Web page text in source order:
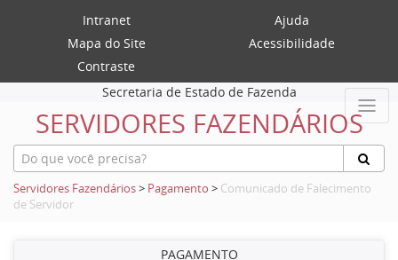
Intranet
Ajuda
Mapa do Site
Acessibilidade
Contraste
Secretaria de Estado de Fazenda
SERVIDORES FAZENDÁRIOS
Servidores Fazendários> Pagamento > Comunicado de Falecimento
de Servidor
PAGAMENTO